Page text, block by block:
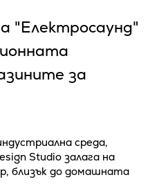
"Електросаунд"
за
среда,
Studio залага на
близък до домашната